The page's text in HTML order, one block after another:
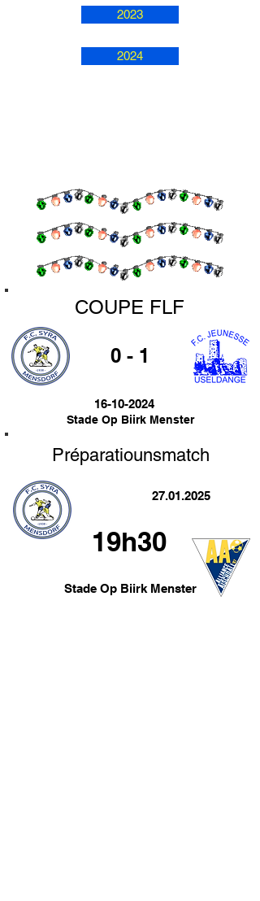
2023
2024
COUPE FLF
0 - 1
16-10-2024
Stade Op Biirk Menster
Préparatiounsmatch
27.01.2025
19h30
Stade Op Biirk Menster